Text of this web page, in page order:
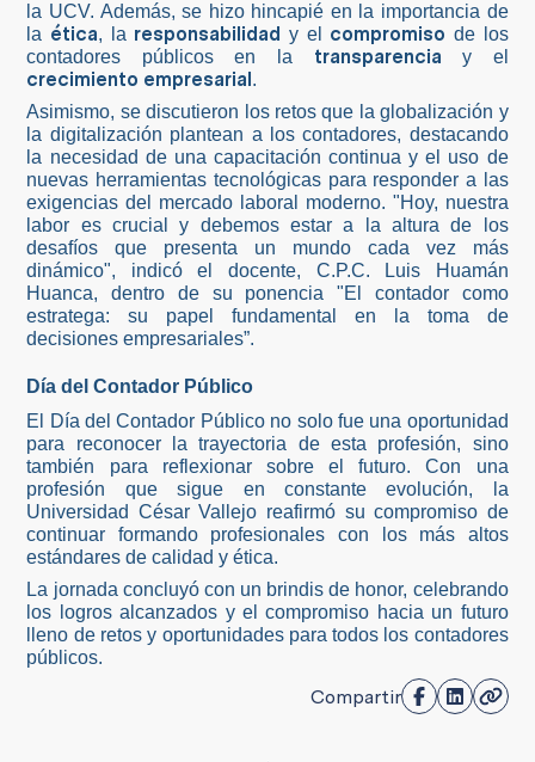
la UCV. Además, se hizo hincapié en la importancia de
la ética, la responsabilidad y el compromiso de los
contadores públicos en la transparencia y el
crecimiento empresarial.
Asimismo, se discutieron los retos que la globalización y
la digitalización plantean a los contadores, destacando
la necesidad de una capacitación continua y el uso de
nuevas herramientas tecnológicas para responder a las
exigencias del mercado laboral moderno. "Hoy, nuestra
labor es crucial y debemos estar a la altura de los
desafíos que presenta un mundo cada vez más
dinámico", indicó el docente, C.P.C. Luis Huamán
Huanca, dentro de su ponencia "El contador como
estratega: su papel fundamental en la toma de
decisiones empresariales”.
Día del Contador Público
El Día del Contador Público no solo fue una oportunidad
para reconocer la trayectoria de esta profesión, sino
también para reflexionar sobre el futuro. Con una
profesión que sigue en constante evolución, la
Universidad César Vallejo reafirmó su compromiso de
continuar formando profesionales con los más altos
estándares de calidad y ética.
La jornada concluyó con un brindis de honor, celebrando
los logros alcanzados y el compromiso hacia un futuro
lleno de retos y oportunidades para todos los contadores
públicos.
Compartir